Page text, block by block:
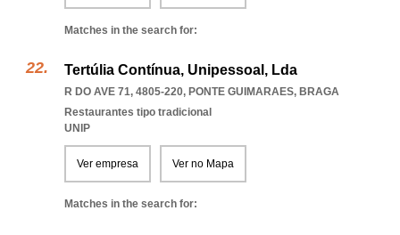
Matches in the search for:
Tertúlia Contínua, Unipessoal, Lda
R DO AVE 71, 4805-220, PONTE GUIMARAES, BRAGA
Restaurantes tipo tradicional
UNIP
Ver empresa Ver no Mapa
Matches in the search for: